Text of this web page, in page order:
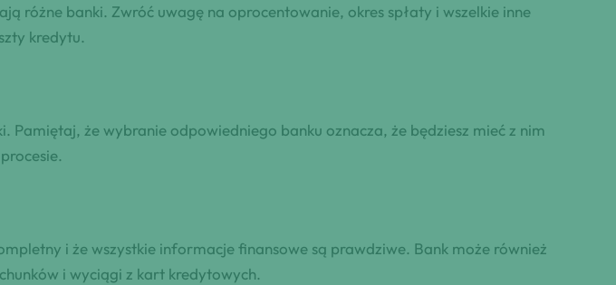
różne banki. Zwróć uwagę na oprocentowanie, okres spłaty i wszelkie inne
kredytu.
że wybranie odpowiedniego banku oznacza, że będziesz mieć z nim
i że wszystkie informacje finansowe są prawdziwe. Bank może również
i wyciągi z kart kredytowych.